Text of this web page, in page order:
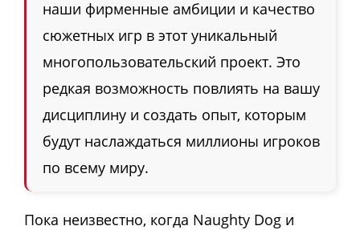
наши фирменные амбиции и качество
сюжетных игр в этот уникальный
многопользовательский проект. Это
редкая возможность повлиять на вашу
дисциплину и создать опыт, которым
будут наслаждаться миллионы игроков
по всему миру.
Пока неизвестно, когда Naughty Dog и